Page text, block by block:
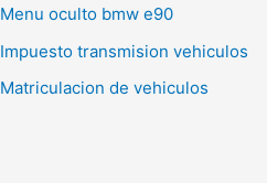
Menu oculto bmw e90
Impuesto transmision vehiculos
Matriculacion de vehiculos